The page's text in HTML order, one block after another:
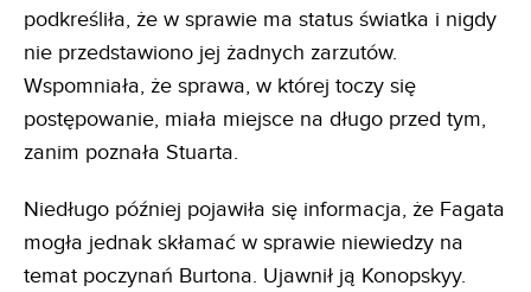
podkreśliła, że w sprawie ma status światka i nigdy
nie przedstawiono jej żadnych zarzutów.
Wspomniała, że sprawa, w której toczy się
postępowanie, miała miejsce na długo przed tym,
zanim poznała Stuarta.
Niedługo później pojawiła się informacja, że Fagata
mogła jednak skłamać w sprawie niewiedzy na
temat poczynań Burtona. Ujawnił ją Konopskyy.